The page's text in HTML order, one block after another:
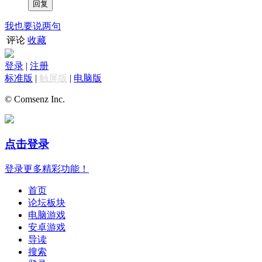
我也要说两句
评论 收藏
登录 | 注册
标准版 | 触屏版 | 电脑版
© Comsenz Inc.
点击登录
登录更多精彩功能！
首页
论坛板块
电脑游戏
安卓游戏
导读
搜索